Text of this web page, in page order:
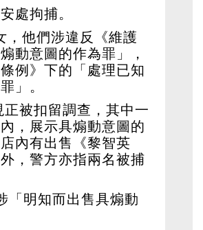
處拘捕。
，他們涉違反《維護
動意圖的作為罪」，
例》下的「處理已知
」。
被扣留調查，其中一
，展示具煽動意圖的
內有出售《黎智英
，警方亦指兩名被捕
「明知而出售具煽動